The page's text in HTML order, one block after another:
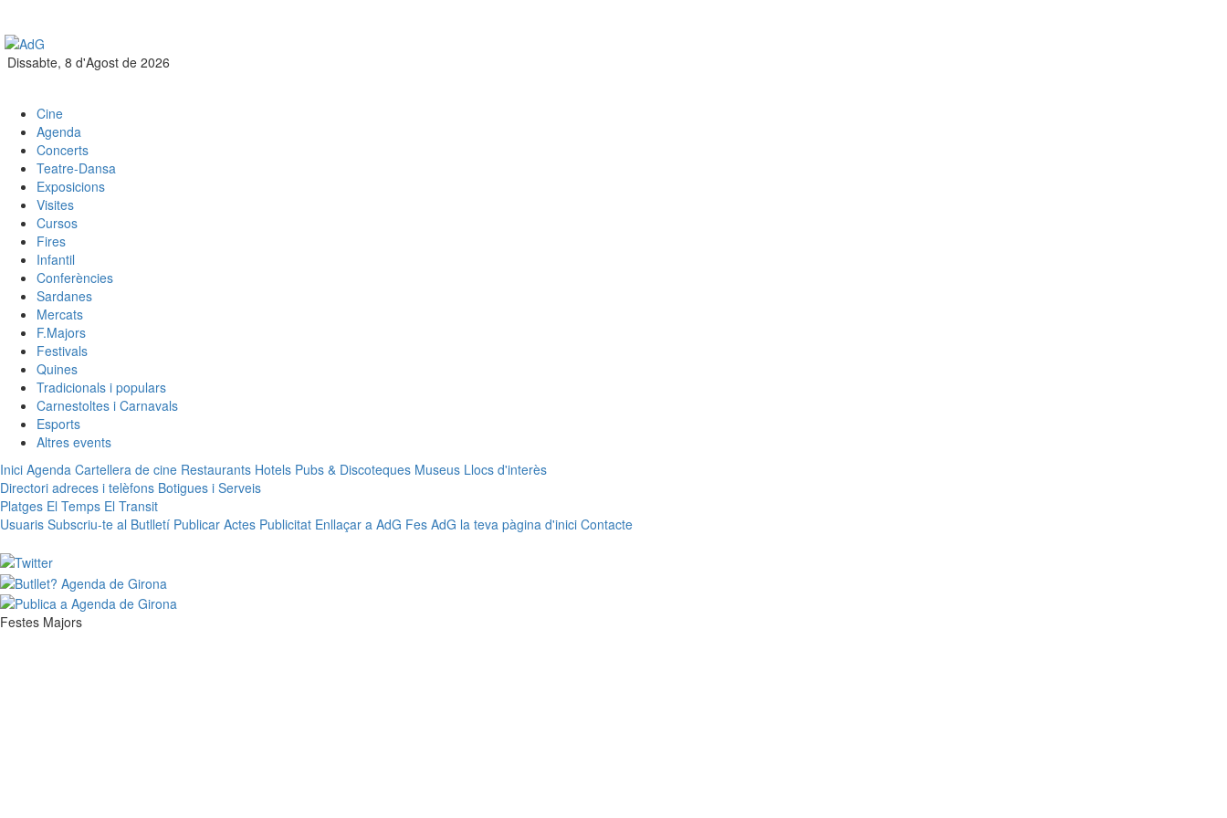
Dissabte, 8 d'Agost de 2026
Cine
Agenda
Concerts
Teatre-Dansa
Exposicions
Visites
Cursos
Fires
Infantil
Conferències
Sardanes
Mercats
F.Majors
Festivals
Quines
Tradicionals i populars
Carnestoltes i Carnavals
Esports
Altres events
Inici Agenda Cartellera de cine Restaurants Hotels Pubs & Discoteques Museus Llocs d'interès
Directori adreces i telèfons Botigues i Serveis
Platges El Temps El Transit
Usuaris Subscriu-te al Butlletí Publicar Actes Publicitat Enllaçar a AdG Fes AdG la teva pàgina d'inici Contacte
Festes Majors